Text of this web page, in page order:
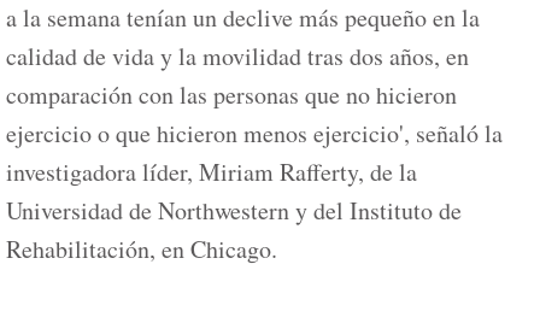
a la semana tenían un declive más pequeño en la
calidad de vida y la movilidad tras dos años, en
comparación con las personas que no hicieron
ejercicio o que hicieron menos ejercicio', señaló la
investigadora líder, Miriam Rafferty, de la
Universidad de Northwestern y del Instituto de
Rehabilitación, en Chicago.